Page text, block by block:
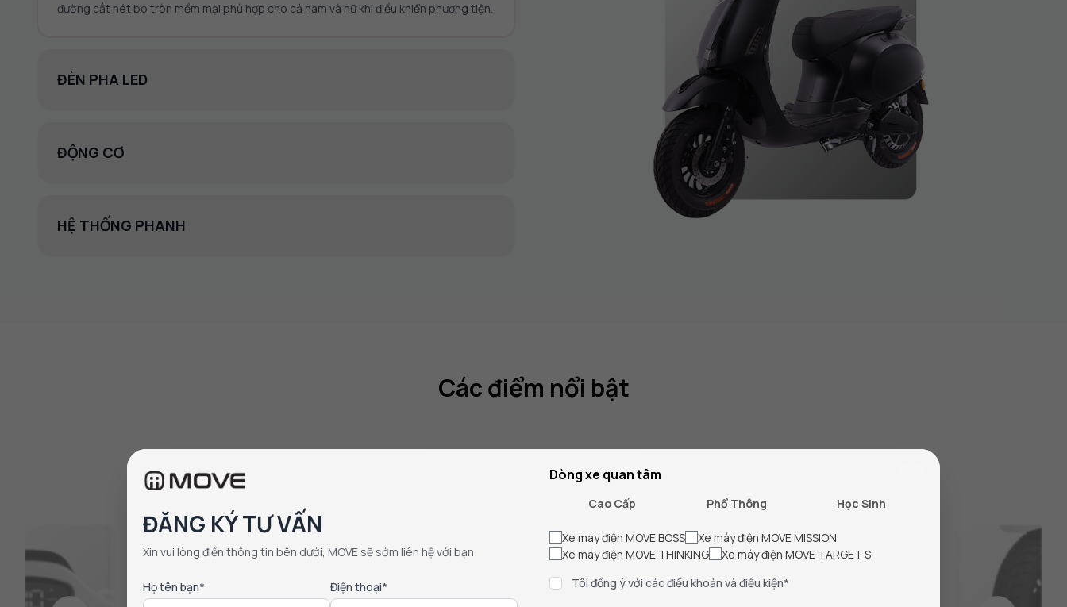
đường cắt nét bo tròn mềm mại phù hợp cho cả nam và nữ khi điều khiển phương tiện.
ĐÈN PHA LED
ĐỘNG CƠ
HỆ THỐNG PHANH
Các điểm nổi bật
ĐĂNG KÝ TƯ VẤN
Xin vui lòng điền thông tin bên dưới, MOVE sẽ sớm liên hệ với bạn
Họ tên bạn* Điện thoại*
Dòng xe quan tâm
Cao Cấp Phổ Thông Học Sinh
Xe máy điện MOVE BOSS
Xe máy điện MOVE MISSION
Xe máy điện MOVE THINKING
Xe máy điện MOVE TARGET S
Tôi đồng ý với các điều khoản và điều kiện*